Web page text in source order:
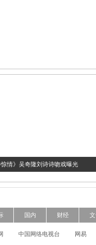
惊情》吴奇隆刘诗诗吻戏曝光
国内 财经
中国网络电视台 网易